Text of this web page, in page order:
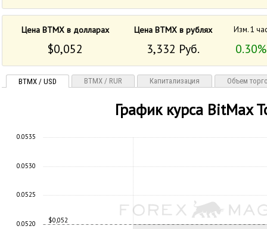
Цена BTMX в долларах Цена BTMX в рублях Изм. 1
$0,052 3,332 Руб. 0.30%
BTMX / USD BTMX / RUR Капитализация Объем
График курса BitMax
$0,052
0.0520
0.0525
0.0530
0.0535